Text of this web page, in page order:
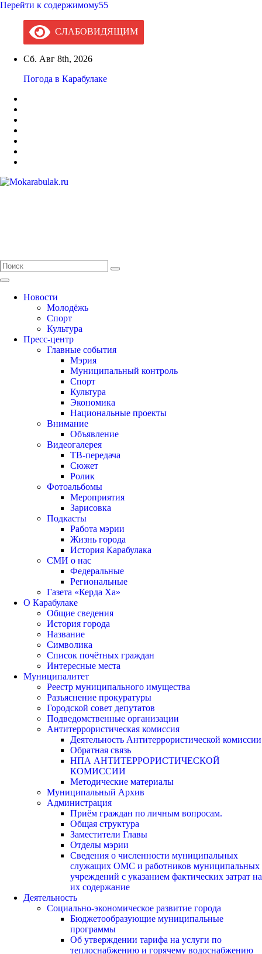
Перейти к содержимому55
СЛАБОВИДЯЩИМ
Сб. Авг 8th, 2026
Погода в Карабулаке
Новости
Молодёжь
Спорт
Культура
Пресс-центр
Главные события
Мэрия
Муниципальный контроль
Спорт
Культура
Экономика
Национальные проекты
Внимание
Объявление
Видеогалерея
ТВ-передача
Сюжет
Ролик
Фотоальбомы
Мероприятия
Зарисовка
Подкасты
Работа мэрии
Жизнь города
История Карабулака
СМИ о нас
Федеральные
Региональные
Газета «Керда Ха»
О Карабулаке
Общие сведения
История города
Название
Символика
Список почётных граждан
Интересные места
Муниципалитет
Реестр муниципального имущества
Разъяснение прокуратуры
Городской совет депутатов
Подведомственные организации
Антитеррористическая комиссия
Деятельность Антитеррористической комиссии
Обратная связь
НПА АНТИТЕРРОРИСТИЧЕСКОЙ
КОМИССИИ
Методические материалы
Муниципальный Архив
Администрация
Приём граждан по личным вопросам.
Общая структура
Заместители Главы
Отделы мэрии
Сведения о численности муниципальных
служащих ОМС и работников муниципальных
учреждений с указанием фактических затрат на
их содержание
Деятельность
Социально-экономическое развитие города
Бюджетообразующие муниципальные
программы
Об утверждении тарифа на услуги по
теплоснабжению и горячему водоснабжению